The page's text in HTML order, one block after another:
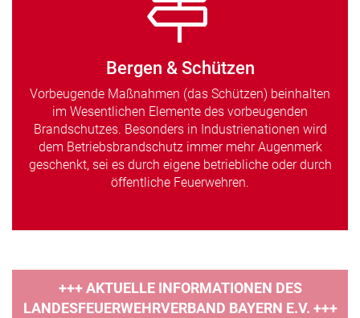
Bergen & Schützen
Vorbeugende Maßnahmen (das Schützen) beinhalten
im Wesentlichen Elemente des vorbeugenden
Brandschutzes. Besonders in Industrienationen wird
dem Betriebsbrandschutz immer mehr Augenmerk
geschenkt, sei es durch eigene betriebliche oder durch
öffentliche Feuerwehren.
+++ AKTUELLE INFORMATIONEN DES
LANDESFEUERWEHRVERBAND BAYERN E.V. +++